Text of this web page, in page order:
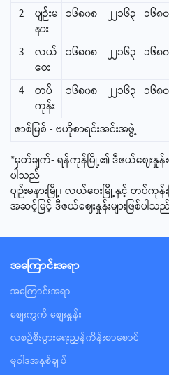
2
ပျဉ်းမ
နား
၁၆၈၀၈ ၂၂၁၆၃ ၁၆၈
3
လယ်
ဝေး
၁၆၈၀၈ ၂၂၁၆၃ ၁၆၈
4
တပ်
ကုန်း
၁၆၈၀၈ ၂၂၁၆၃ ၁၆၈
ဇာစ်မြစ် - ဗဟိုစာရင်းအင်းအဖွဲ့
*မှတ်ချက်- ရန်ကုန်မြို့၏ ဒီဇယ်ဈေးနှုန်းမှ
ပါသည်
ပျဉ်းမနားမြို့၊ လယ်ဝေးမြို့နှင့် တပ်ကုန်
အဆင့်မြင့် ဒီဇယ်ဈေးနှုန်းများဖြစ်ပါသ
အ‌ကြောင်းအရာ
အ‌ကြောင်းအရာ
စျေးကွက် စျေးနှုန်း
လစဉ်စီးပွားရေးညွှန်ကိန်းစာစောင်
မူဝါဒအနှစ်ချုပ်